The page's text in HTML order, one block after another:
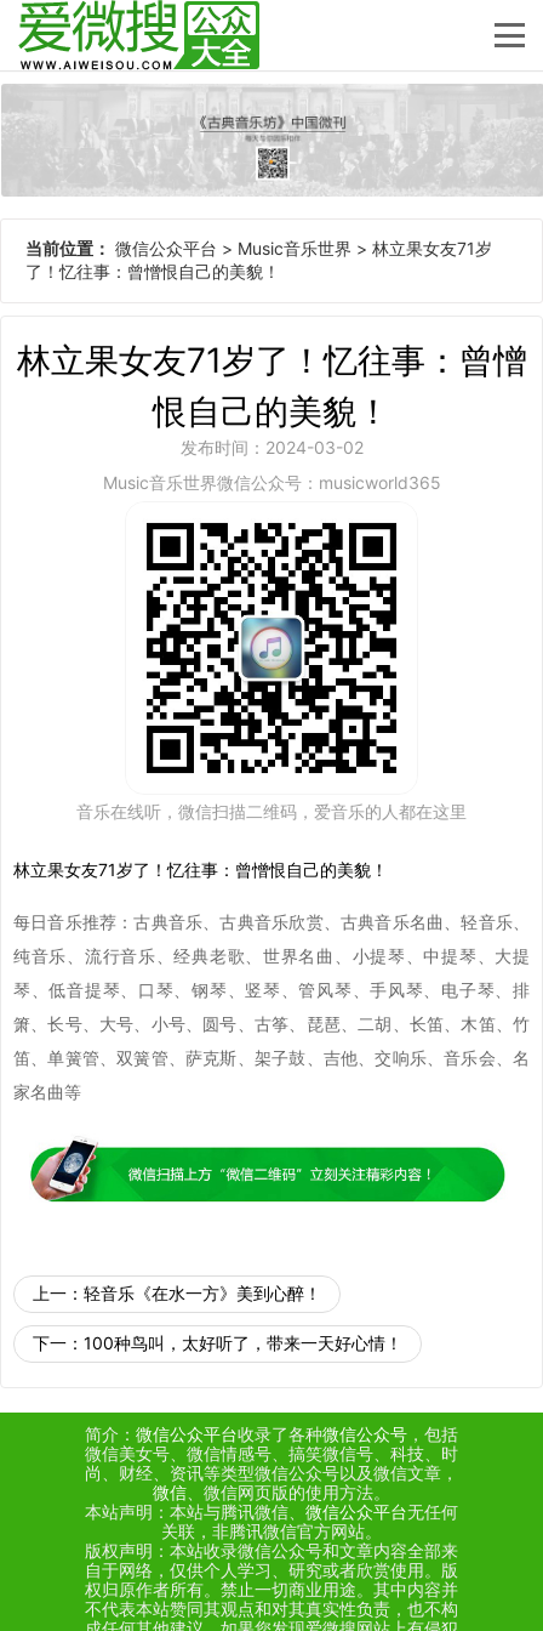
当前位置： 微信公众平台 > Music音乐世界 > 林立果女友71岁
了！忆往事：曾憎恨自己的美貌！
林立果女友71岁了！忆往事：曾憎
恨自己的美貌！
发布时间：2024-03-02
Music音乐世界微信公众号：musicworld365
音乐在线听，微信扫描二维码，爱音乐的人都在这里
林立果女友71岁了！忆往事：曾憎恨自己的美貌！
每日音乐推荐：古典音乐、古典音乐欣赏、古典音乐名曲、轻音乐、
纯音乐、流行音乐、经典老歌、世界名曲、小提琴、中提琴、大提
琴、低音提琴、口琴、钢琴、竖琴、管风琴、手风琴、电子琴、排
箫、长号、大号、小号、圆号、古筝、琵琶、二胡、长笛、木笛、竹
笛、单簧管、双簧管、萨克斯、架子鼓、吉他、交响乐、音乐会、名
家名曲等
上一： 轻音乐《在水一方》美到心醉！
下一： 100种鸟叫，太好听了，带来一天好心情！
简介： 微信公众平台收录了各种微信公众号 ，包括
微信美女号、微信情感号、搞笑微信号、科技、时
尚、财经、资讯等类型微信公众号以及微信文章，
微信 、微信网页版的使用方法。
本站声明：本站与腾讯微信、 微信公众平台无任何
关联，非腾讯微信官方网站。
版权声明：本站收录微信公众号和文章内容全部来
自于网络，仅供个人学习、研究或者欣赏使用。版
权归原作者所有。禁止一切商业用途。其中内容并
不代表本站赞同其观点和对其真实性负责，也不构